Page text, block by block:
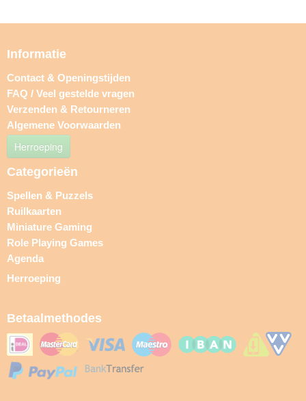
Informatie
Contact & Openingstijden
FAQ / Veel gestelde vragen
Verzenden & Retourneren
Algemene Voorwaarden
Herroeping
Categorieën
Spellen & Puzzels
Ruilkaarten
Miniature Gaming
Role Playing Games
Agenda
Herroeping
Betaalmethodes